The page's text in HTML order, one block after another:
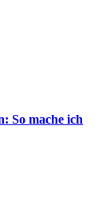
So mache ich